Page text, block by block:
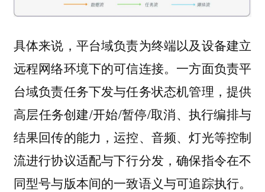
具体来说，平台域负责为终端以及设备建立
远程网络环境下的可信连接。一方面负责平
台域负责任务下发与任务状态机管理，提供
高层任务创建/开始/暂停/取消、执行编排与
结果回传的能力，运控、音频、灯光等控制
流进行协议适配与下行分发，确保指令在不
同型号与版本间的一致语义与可追踪执行。